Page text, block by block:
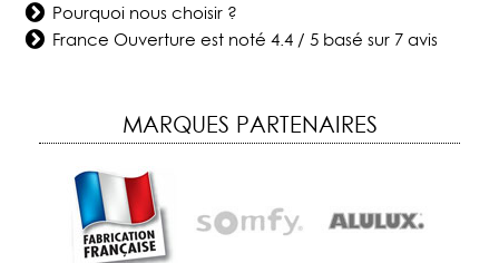
Pourquoi nous choisir ?
France Ouverture est noté4.4 /5 basé sur 7avis
MARQUES PARTENAIRES